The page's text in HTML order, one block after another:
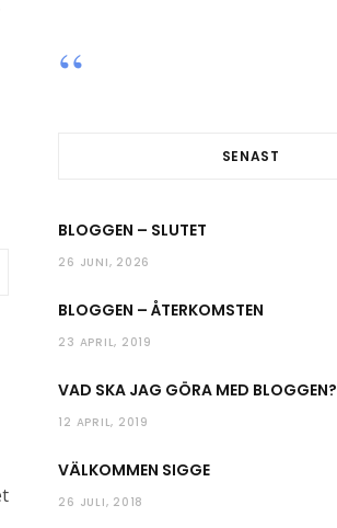
r
r
SENAST
BLOGGEN – SLUTET
26 JUNI, 2026
BLOGGEN – ÅTERKOMSTEN
23 APRIL, 2019
VAD SKA JAG GÖRA MED BLOGGEN?
12 APRIL, 2019
VÄLKOMMEN SIGGE
26 JULI, 2018